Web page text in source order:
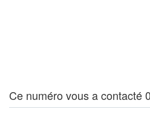
Ce numéro vous a contacté